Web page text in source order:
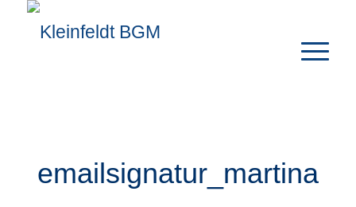
emailsignatur_martina